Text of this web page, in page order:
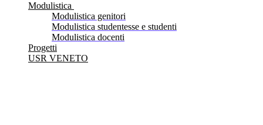
Modulistica
Modulistica genitori
Modulistica studentesse e studenti
Modulistica docenti
Progetti
USR VENETO